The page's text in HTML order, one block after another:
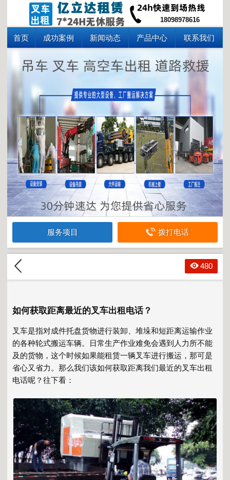
18098978616
首页 成功案例 新闻动态 产品中心 联系我们
服务项目 拨打电话
480
如何获取距离最近的叉车出租电话？
叉车是指对成件托盘货物进行装卸、堆垛和短距离运输作业
的各种轮式搬运车辆。日常生产作业难免会遇到人力所不能
及的货物，这个时候如果能租赁一辆叉车进行搬运，那可是
省心又省力。那么我们该如何获取距离我们最近的叉车出租
电话呢？往下看：